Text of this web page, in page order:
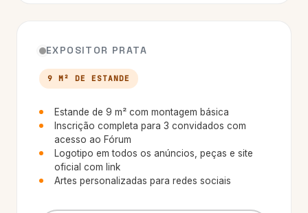
EXPOSITOR PRATA
9 M² DE ESTANDE
Estande de 9 m² com montagem básica
Inscrição completa para 3 convidados com
acesso ao Fórum
Logotipo em todos os anúncios, peças e site
oficial com link
Artes personalizadas para redes sociais